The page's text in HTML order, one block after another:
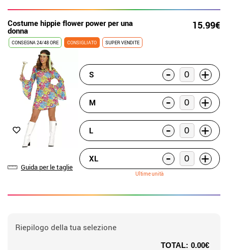
Costume hippie flower power per una
donna 15.99€
CONSEGNA 24/48 ORE CONSIGLIATO SUPER VENDITE
Guida per le taglie
S - +
M - +
L - +
XL - +
Ultime unità
Riepilogo della tua selezione
TOTAL: 0.00€